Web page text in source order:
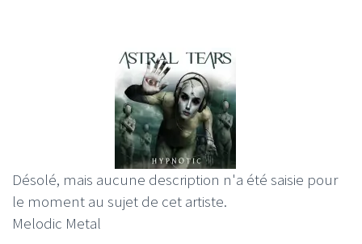
Désolé, mais aucune description n'a été saisie pour
le moment au sujet de cet artiste.
Melodic Metal